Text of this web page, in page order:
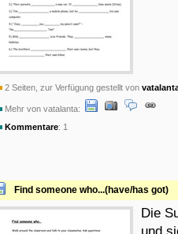
2 Seiten, zur Verfügung gestellt von
Mehr von vatalanta:
Kommentare: 1
Find someone who...(have/has got)
Die